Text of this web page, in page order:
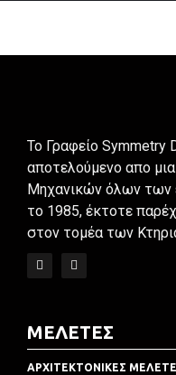
To Γραφείο Symmetry
αποτελούμενο απο
Μηχανικών όλων των
το 1985, έκτοτε
στον τομέα των
ΜΕΛΕΤΕΣ
ΑΡΧΙΤΕΚΤΟΝΙΚΕΣ